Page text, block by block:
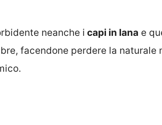
neanche i capi in lana e
facendone perdere la naturale